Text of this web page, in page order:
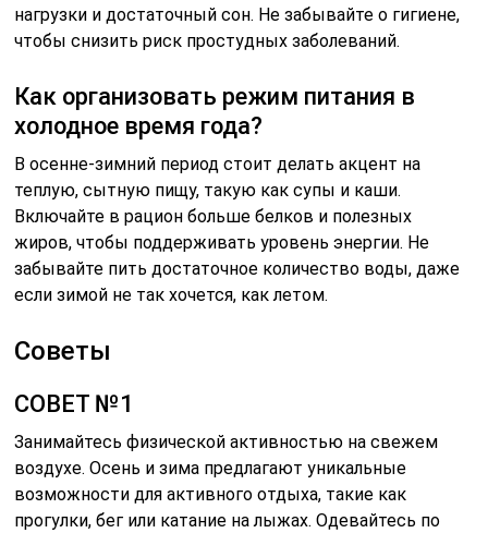
нагрузки и достаточный сон. Не забывайте о гигиене,
чтобы снизить риск простудных заболеваний.
Как организовать режим питания в
холодное время года?
В осенне-зимний период стоит делать акцент на
теплую, сытную пищу, такую как супы и каши.
Включайте в рацион больше белков и полезных
жиров, чтобы поддерживать уровень энергии. Не
забывайте пить достаточное количество воды, даже
если зимой не так хочется, как летом.
Советы
СОВЕТ №1
Занимайтесь физической активностью на свежем
воздухе. Осень и зима предлагают уникальные
возможности для активного отдыха, такие как
прогулки, бег или катание на лыжах. Одевайтесь по